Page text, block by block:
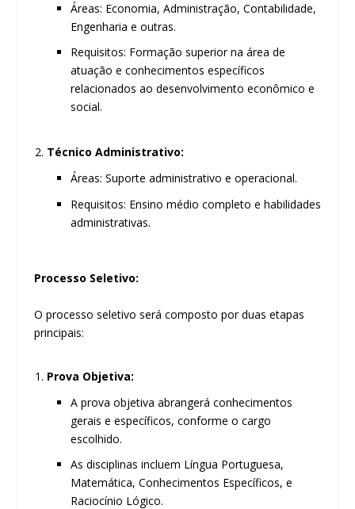
Áreas: Economia, Administração, Contabilidade,
Engenharia e outras.
Requisitos: Formação superior na área de
atuação e conhecimentos específicos
relacionados ao desenvolvimento econômico e
social.
Técnico Administrativo:
Áreas: Suporte administrativo e operacional.
Requisitos: Ensino médio completo e habilidades
administrativas.
Processo Seletivo:
O processo seletivo será composto por duas etapas
principais:
Prova Objetiva:
A prova objetiva abrangerá conhecimentos
gerais e específicos, conforme o cargo
escolhido.
As disciplinas incluem Língua Portuguesa,
Matemática, Conhecimentos Específicos, e
Raciocínio Lógico.